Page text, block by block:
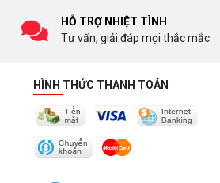
HỖ TRỢ NHIỆT TÌNH
Tư vấn, giải đáp mọi thắc mắc
HÌNH THỨC THANH TOÁN